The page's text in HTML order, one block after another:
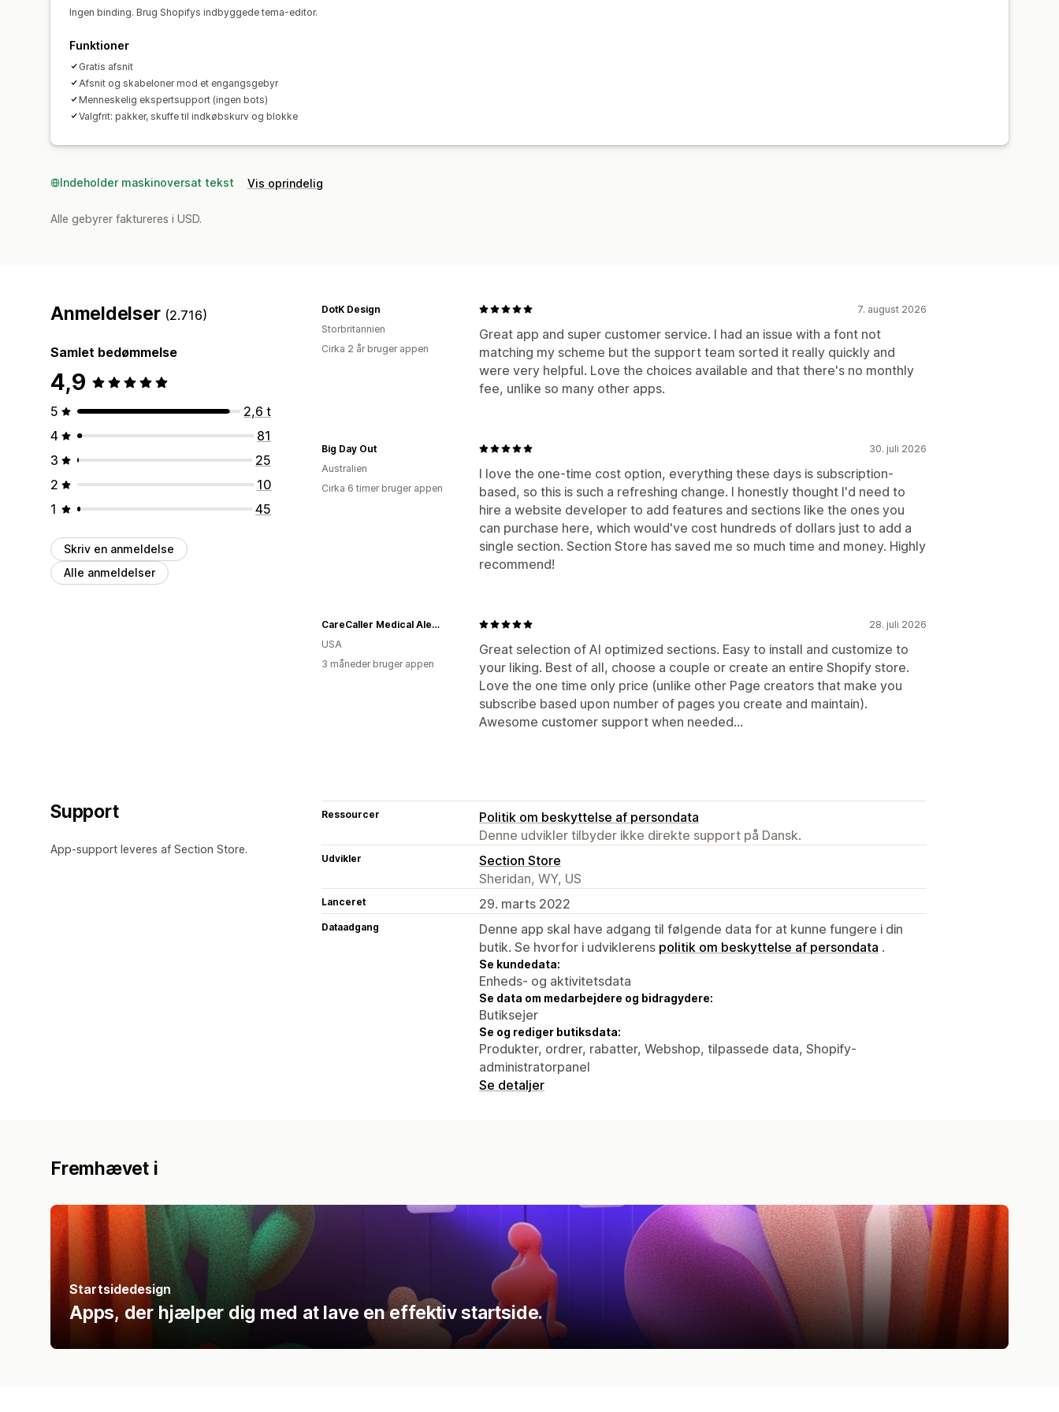
Ingen binding. Brug Shopifys indbyggede tema-editor.
Funktioner
Gratis afsnit
Afsnit og skabeloner mod et engangsgebyr
Menneskelig ekspertsupport (ingen bots)
Valgfrit: pakker, skuffe til indkøbskurv og blokke
Indeholder maskinoversat tekst Vis oprindelig
Alle gebyrer faktureres i USD.
Anmeldelser (2.716)
Samlet bedømmelse
4,9
5
2,6 t
4
81
3
25
2
10
1
45
Skriv en anmeldelse
Alle anmeldelser
7. august 2026
Great app and super customer service. I had an issue with a font not
matching my scheme but the support team sorted it really quickly and
were very helpful. Love the choices available and that there's no monthly
fee, unlike so many other apps.
DotK Design
Storbritannien
Cirka 2 år bruger appen
30. juli 2026
I love the one-time cost option, everything these days is subscription-
based, so this is such a refreshing change. I honestly thought I'd need to
hire a website developer to add features and sections like the ones you
can purchase here, which would've cost hundreds of dollars just to add a
single section. Section Store has saved me so much time and money. Highly
recommend!
Big Day Out
Australien
Cirka 6 timer bruger appen
28. juli 2026
Great selection of AI optimized sections. Easy to install and customize to
your liking. Best of all, choose a couple or create an entire Shopify store.
Love the one time only price (unlike other Page creators that make you
subscribe based upon number of pages you create and maintain).
Awesome customer support when needed...
CareCaller Medical Alert Systems for Seniors | Automatic Fall Detection & GPS Tracking
USA
3 måneder bruger appen
Support
App-support leveres af Section Store.
Ressourcer
Politik om beskyttelse af persondata
Denne udvikler tilbyder ikke direkte support på Dansk.
Udvikler
Section Store
Sheridan, WY, US
Lanceret 29. marts 2022
Dataadgang
Denne app skal have adgang til følgende data for at kunne fungere i din
butik. Se hvorfor i udviklerens politik om beskyttelse af persondata .
Se kundedata:
Enheds- og aktivitetsdata
Se data om medarbejdere og bidragydere:
Butiksejer
Se og rediger butiksdata:
Produkter, ordrer, rabatter, Webshop, tilpassede data, Shopify-
administratorpanel
Se detaljer
Fremhævet i
Startsidedesign
Apps, der hjælper dig med at lave en effektiv startside.